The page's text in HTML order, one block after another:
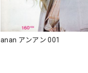
anan アンアン 001